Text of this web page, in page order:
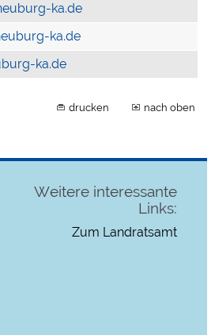
ka.de
ka.de
ka.de
drucken nach oben
Weitere interessante
Links:
Zum Landratsamt